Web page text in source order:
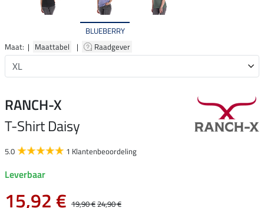
BLUEBERRY
Maat: | Maattabel | Raadgever
RANCH-X
T-Shirt Daisy
5.0 1 Klantenbeoordeling
Leverbaar
15,92 € 19,90 €24,90 €